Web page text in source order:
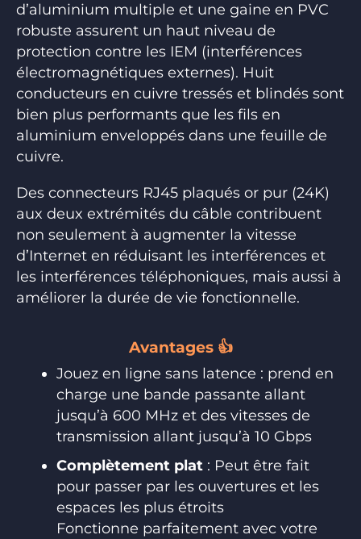
d’aluminium multiple et une gaine en PVC
robuste assurent un haut niveau de
protection contre les IEM (interférences
électromagnétiques externes). Huit
conducteurs en cuivre tressés et blindés sont
bien plus performants que les fils en
aluminium enveloppés dans une feuille de
cuivre.
Des connecteurs RJ45 plaqués or pur (24K)
aux deux extrémités du câble contribuent
non seulement à augmenter la vitesse
d’Internet en réduisant les interférences et
les interférences téléphoniques, mais aussi à
améliorer la durée de vie fonctionnelle.
Avantages 👍
Jouez en ligne sans latence : prend en
charge une bande passante allant
jusqu’à 600 MHz et des vitesses de
transmission allant jusqu’à 10 Gbps
Complètement plat : Peut être fait
pour passer par les ouvertures et les
espaces les plus étroits
Fonctionne parfaitement avec votre